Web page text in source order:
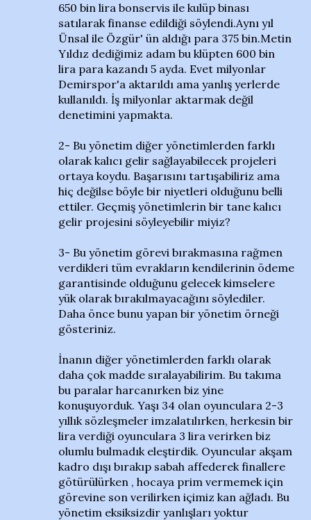
650 bin lira bonservis ile kulüp binası
satılarak finanse edildiği söylendi.Aynı yıl
Ünsal ile Özgür' ün aldığı para 375 bin.Metin
Yıldız dediğimiz adam bu klüpten 600 bin
lira para kazandı 5 ayda. Evet milyonlar
Demirspor'a aktarıldı ama yanlış yerlerde
kullanıldı. İş milyonlar aktarmak değil
denetimini yapmakta.
2- Bu yönetim diğer yönetimlerden farklı
olarak kalıcı gelir sağlayabilecek projeleri
ortaya koydu. Başarısını tartışabiliriz ama
hiç değilse böyle bir niyetleri olduğunu belli
ettiler. Geçmiş yönetimlerin bir tane kalıcı
gelir projesini söyleyebilir miyiz?
3- Bu yönetim görevi bırakmasına rağmen
verdikleri tüm evrakların kendilerinin ödeme
garantisinde olduğunu gelecek kimselere
yük olarak bırakılmayacağını söylediler.
Daha önce bunu yapan bir yönetim örneği
gösteriniz.
İnanın diğer yönetimlerden farklı olarak
daha çok madde sıralayabilirim. Bu takıma
bu paralar harcanırken biz yine
konuşuyorduk. Yaşı 34 olan oyunculara 2-3
yıllık sözleşmeler imzalatılırken, herkesin bir
lira verdiği oyunculara 3 lira verirken biz
olumlu bulmadık eleştirdik. Oyuncular akşam
kadro dışı bırakıp sabah affederek finallere
götürülürken , hocaya prim vermemek için
görevine son verilirken içimiz kan ağladı. Bu
yönetim eksiksizdir yanlışları yoktur